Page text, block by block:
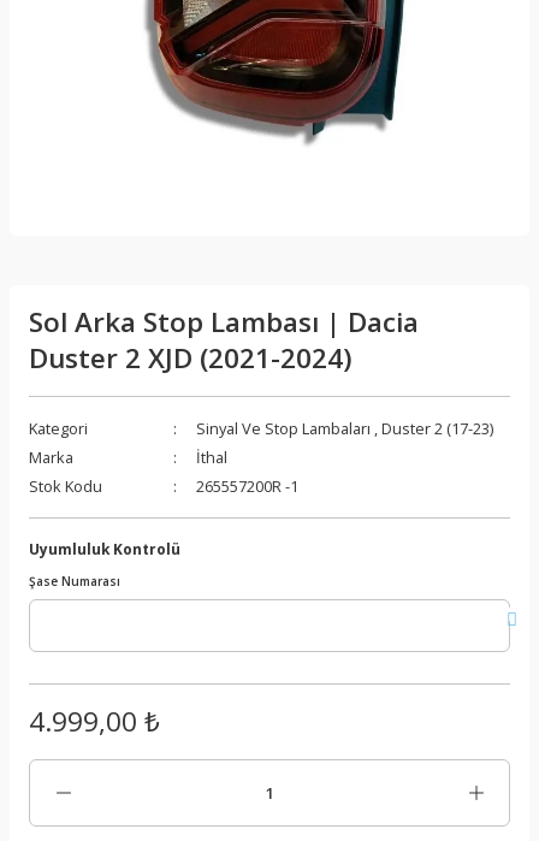
Sol Arka Stop Lambası | Dacia
Duster 2 XJD (2021-2024)
Kategori Sinyal Ve Stop Lambaları ,Duster 2 (17-23)
Marka
İthal
Stok Kodu
265557200R -1
Uyumluluk Kontrolü
Şase Numarası
4.999,00 ₺